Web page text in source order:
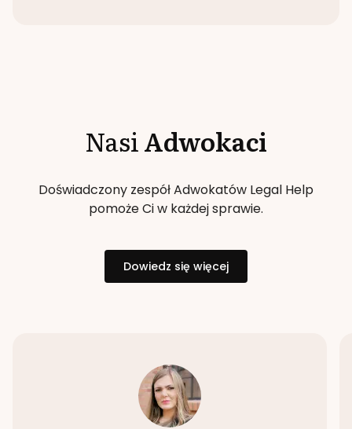
NasiAdwokaci
Doświadczony zespół Adwokatów Legal Help
pomoże Ci w każdej sprawie.
Dowiedz się więcej